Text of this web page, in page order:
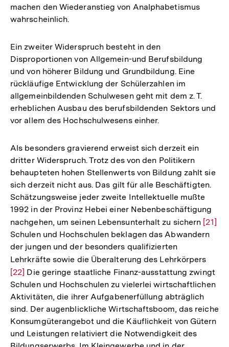
Auflösung
machen den Wiederanstieg von Analphabetismus
wahrscheinlich.
Ein zweiter Widerspruch besteht in den
Disproportionen von Allgemein-und Berufsbildung
und von höherer Bildung und Grundbildung. Eine
rückläufige Entwicklung der Schülerzahlen im
allgemeinbildenden Schulwesen geht mit dem z. T.
erheblichen Ausbau des berufsbildenden Sektors und
vor allem des Hochschulwesens einher.
Als besonders gravierend erweist sich derzeit ein
dritter Widerspruch. Trotz des von den Politikern
behaupteten hohen Stellenwerts von Bildung zahlt sie
sich derzeit nicht aus. Das gilt für alle Beschäftigten.
Schätzungsweise jeder zweite Intellektuelle mußte
1992 in der Provinz Hebei einer Nebenbeschäftigung
nachgehen, um seinen Lebensunterhalt zu sichern Zur
[21]
Schulen und Hochschulen beklagen das Abwandern
der jungen und der besonders qualifizierten
Lehrkräfte sowie die Überalterung des Lehrkörpers
der
[22] Die geringe staatliche Finanz-ausstattung zwingt
Schulen und Hochschulen zu vielerlei wirtschaftlichen
Aktivitäten, die ihrer Aufgabenerfüllung abträglich
sind. Der augenblickliche Wirtschaftsboom, das reiche
Konsumgüterangebot und die Käuflichkeit von Gütern
und Leistungen relativiert die Notwendigkeit des